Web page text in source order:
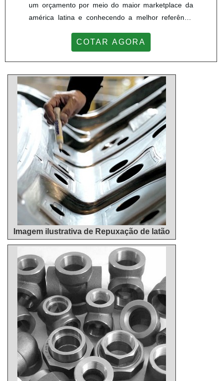
um orçamento por meio do maior marketplace da
américa latina e conhecendo a melhor referência
Quando o tema é pintura industrial bahia, com a
resultados dos clientes.OUTRAS INFORMAÇÕES
SOBRE PINTURA INDUSTRIAL BAHIA...
COTAR AGORA
Imagem ilustrativa de Repuxação de latão